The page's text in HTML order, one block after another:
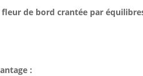
de bord crantée par
: